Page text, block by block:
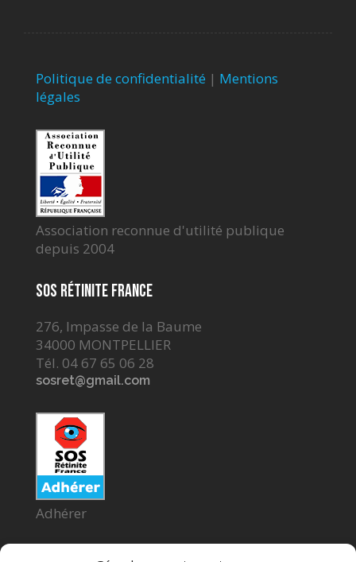
Politique de confidentialité | Mentions
légales
Association reconnue d'utilité publique
depuis 2004
SOS Rétinite France
276, Impasse de la Baume
34000 MONTPELLIER
Tél. 04 67 65 06 28
sosret@gmail.com
Adhérer